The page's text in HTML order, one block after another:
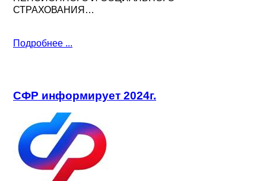
СТРАХОВАНИЯ…
Подробнее ...
СФР информирует 2024г.